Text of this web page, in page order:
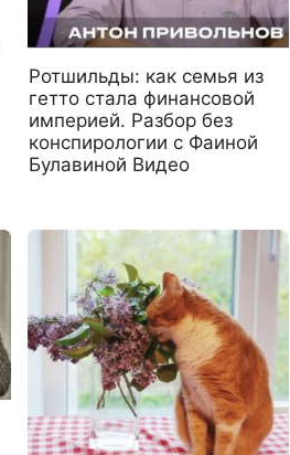
Ротшильды: как семья из
гетто стала финансовой
империей. Разбор без
конспирологии с Фаиной
Булавиной Видео